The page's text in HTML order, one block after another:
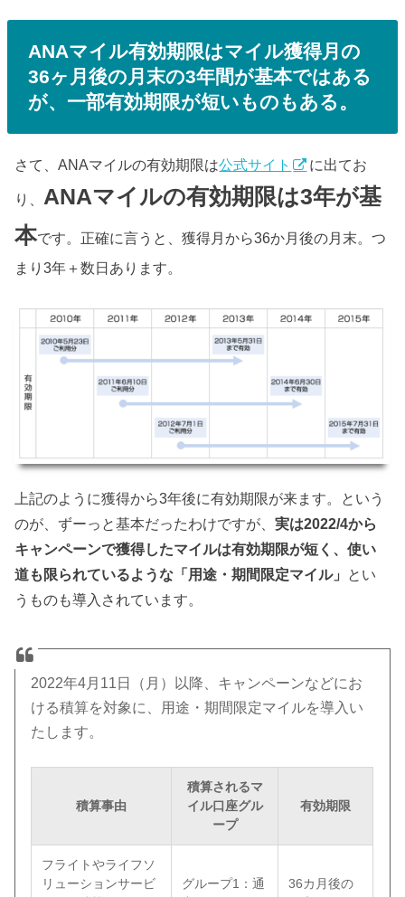
ANAマイル有効期限はマイル獲得月の
36ヶ月後の月末の3年間が基本ではある
が、一部有効期限が短いものもある。
さて、ANAマイルの有効期限は公式サイト に出てお
り、 ANAマイルの有効期限は3年が基
本です。正確に言うと、獲得月から36か月後の月末。つ
まり3年＋数日あります。
上記のように獲得から3年後に有効期限が来ます。という
のが、ずーっと基本だったわけですが、実は2022/4から
キャンペーンで獲得したマイルは有効期限が短く、使い
道も限られているような「用途・期間限定マイル」 とい
うものも導入されています。
2022年4月11日（月）以降、キャンペーンなどにお
ける積算を対象に、用途・期間限定マイルを導入い
たします。
積算事由
積算されるマ
イル口座グル
ープ
有効期限
フライトやライフソ
リューションサービ
グループ1：通
36カ月後の